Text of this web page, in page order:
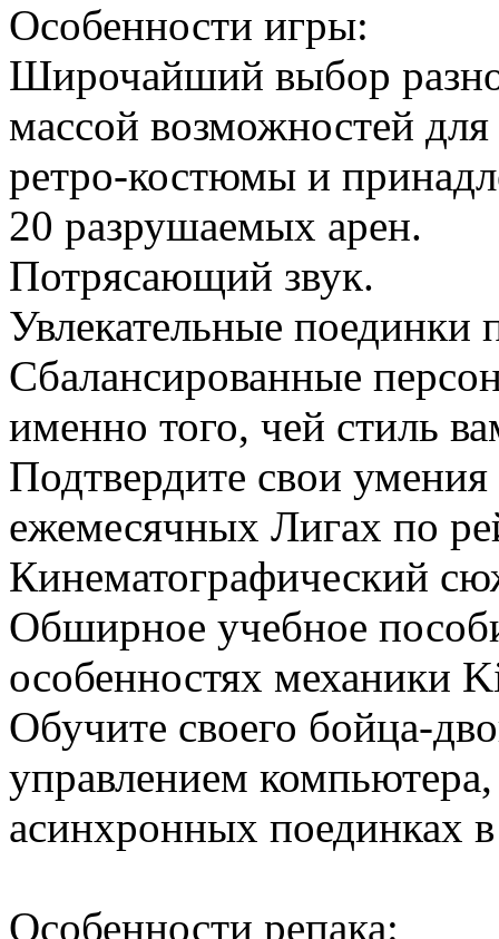
Особенности игры:
Широчайший выбор
массой возможностей
ретро-костюмы и
20 разрушаемых арен.
Потрясающий звук.
Увлекательные поединки
Сбалансированные
именно того, чей стиль
Подтвердите свои
ежемесячных Лигах по
Кинематографический
Обширное учебное
особенностях механики
Обучите своего бойца-
управлением
асинхронных поединках
Особенности репака: